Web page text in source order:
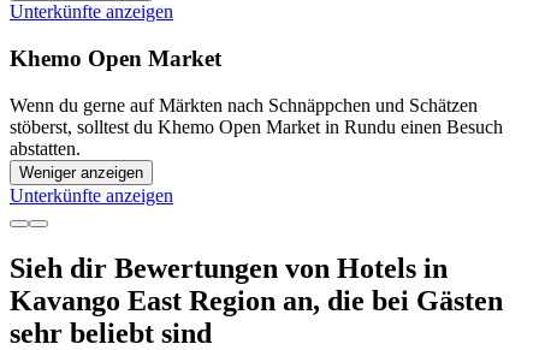
Unterkünfte anzeigen
Khemo Open Market
Wenn du gerne auf Märkten nach Schnäppchen und Schätzen
stöberst, solltest du Khemo Open Market in Rundu einen Besuch
abstatten.
Weniger anzeigen
Unterkünfte anzeigen
Sieh dir Bewertungen von Hotels in
Kavango East Region an, die bei Gästen
sehr beliebt sind